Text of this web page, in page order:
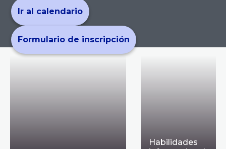
Ir al calendario
Formulario de inscripción
Habilidades